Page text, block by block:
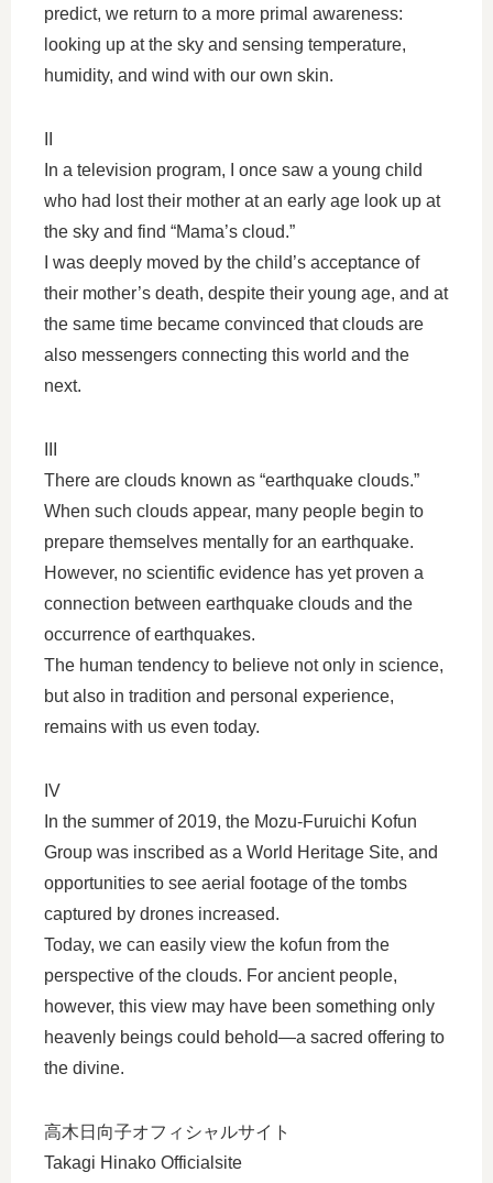
predict, we return to a more primal awareness:
looking up at the sky and sensing temperature,
humidity, and wind with our own skin.
In a television program, I once saw a young child
who had lost their mother at an early age look up at
the sky and find “Mama’s cloud.”
I was deeply moved by the child’s acceptance of
their mother’s death, despite their young age, and at
the same time became convinced that clouds are
also messengers connecting this world and the
next.
There are clouds known as “earthquake clouds.”
When such clouds appear, many people begin to
prepare themselves mentally for an earthquake.
However, no scientific evidence has yet proven a
connection between earthquake clouds and the
occurrence of earthquakes.
The human tendency to believe not only in science,
but also in tradition and personal experience,
remains with us even today.
IV
In the summer of 2019, the Mozu-Furuichi Kofun
Group was inscribed as a World Heritage Site, and
opportunities to see aerial footage of the tombs
captured by drones increased.
Today, we can easily view the kofun from the
perspective of the clouds. For ancient people,
however, this view may have been something only
heavenly beings could behold—a sacred offering to
the divine.
高木日向子オフィシャルサイト
Takagi Hinako Officialsite